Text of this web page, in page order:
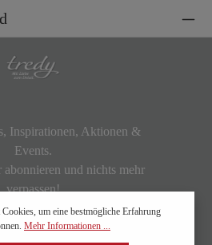
Inspirationen, Aktionen &
Events.
abonnieren und nichts mehr
verpassen!
um eine bestmögliche Erfahrung
Mehr Informationen ...